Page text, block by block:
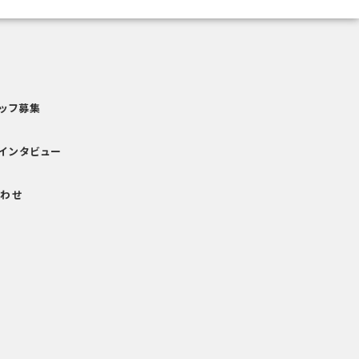
フ募集
ンタビュー
せ